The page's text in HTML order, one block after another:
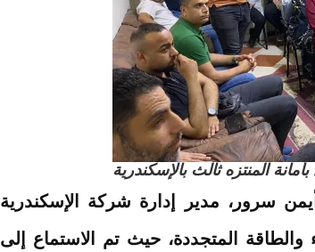
المنتزه ثالث بالإسكندرية
سرور، مدير إدارة شركة الإسكندرية
والطاقة المتجددة، حيث تم الاستماع إلى